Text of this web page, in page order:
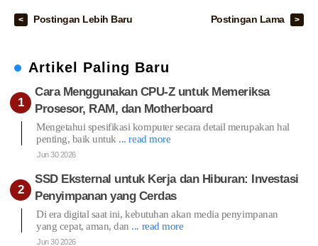
Postingan Lebih Baru Postingan Lama
Artikel Paling Baru
Cara Menggunakan CPU-Z untuk Memeriksa
Prosesor, RAM, dan Motherboard
Mengetahui spesifikasi komputer secara detail merupakan hal
penting, baik untuk ... read more
Jun 30 2026
SSD Eksternal untuk Kerja dan Hiburan: Investasi
Penyimpanan yang Cerdas
Di era digital saat ini, kebutuhan akan media penyimpanan
yang cepat, aman, dan ... read more
Jun 30 2026